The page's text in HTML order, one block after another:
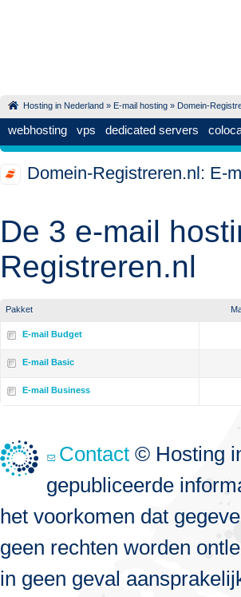
Hosting in Nederland » E-mail hosting » Domein-
webhosting vps dedicated servers
Domein-Registreren.nl: E-
De 3 e-mail
Registreren.nl
Pakket
E-mail Budget
E-mail Basic
E-mail Business
Contact © Hosting
gepubliceerde
het voorkomen dat
geen rechten worden
in geen geval